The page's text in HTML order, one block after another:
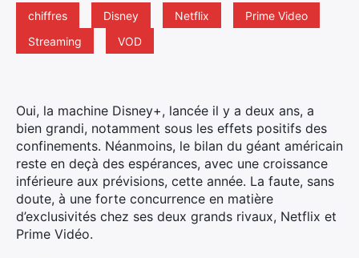
chiffres Disney Netflix
Prime Video
Streaming
VOD
Oui, la machine Disney+, lancée il y a deux ans, a
bien grandi, notamment sous les effets positifs des
confinements. Néanmoins, le bilan du géant américain
reste en deçà des espérances, avec une croissance
inférieure aux prévisions, cette année. La faute, sans
doute, à une forte concurrence en matière
d’exclusivités chez ses deux grands rivaux, Netflix et
Prime Vidéo.